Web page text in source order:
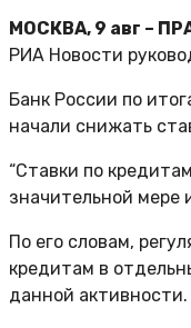
МОСКВА, 9 авг –
РИА Новости
Банк России по
начали снижать
“Ставки по
значительной мере
По его словам,
кредитам в
данной активности.